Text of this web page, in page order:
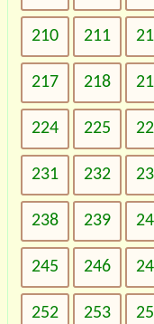
210 211
217 218
224 225
231 232
238 239
245 246
252 253